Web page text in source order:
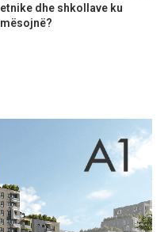
etnike dhe shkollave ku
mësojnë?